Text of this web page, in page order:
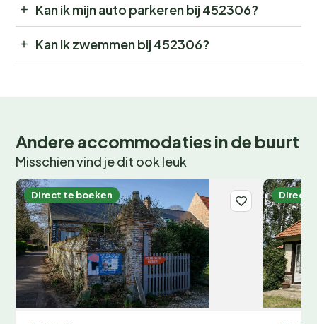
Kan ik mijn auto parkeren bij 452306?
Kan ik zwemmen bij 452306?
Andere accommodaties in de buurt
Misschien vind je dit ook leuk
Direct te boeken Direct